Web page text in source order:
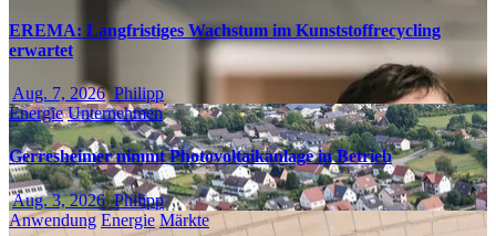
EREMA: Langfristiges Wachstum im Kunststoffrecycling
erwartet
Aug. 7, 2026 Philipp
Energie Unternehmen
Gerresheimer nimmt Photovoltaikanlage in Betrieb
Aug. 3, 2026 Philipp
Anwendung Energie Märkte